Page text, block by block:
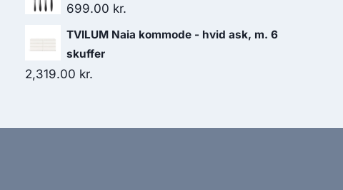
699.00 kr.
TVILUM Naia kommode - hvid ask, m. 6
skuffer
2,319.00 kr.